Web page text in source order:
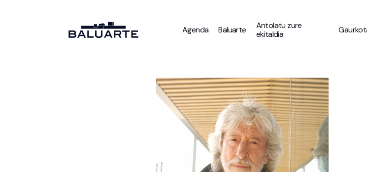
Agenda Baluarte
Antolatu zure
ekitaldia